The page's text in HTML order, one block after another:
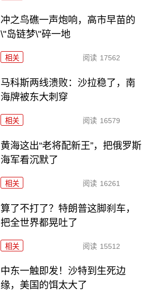
冲之鸟礁一声炮响，高市早苗的
\"岛链梦\"碎一地
相关 阅读 17562
马科斯两线溃败：沙拉稳了，南
海牌被东大刺穿
相关 阅读 16579
黄海这出“老将配新王”，把俄罗斯
海军看沉默了
相关 阅读 16261
算了不打了？特朗普这脚刹车，
把全世界都晃吐了
相关 阅读 15512
中东一触即发！沙特到生死边
缘，美国的饵太大了